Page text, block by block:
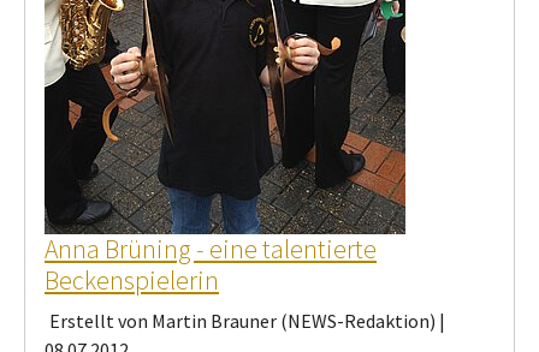
Anna Brüning - eine talentierte
Beckenspielerin
Erstellt von Martin Brauner (NEWS-Redaktion) |